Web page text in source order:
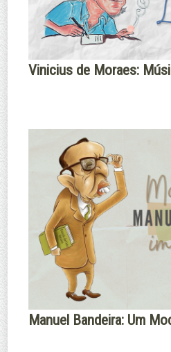
Vinicius de Moraes:
Manuel Bandeira: Um